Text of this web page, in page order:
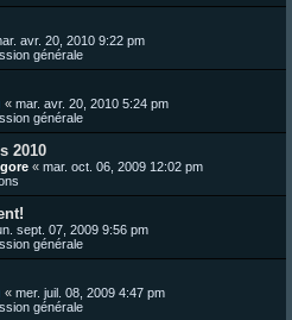
avr. 20, 2010 9:22 pm
générale
« mar. avr. 20, 2010 5:24 pm
générale
2010
« mar. oct. 06, 2009 12:02 pm
sept. 07, 2009 9:56 pm
générale
« mer. juil. 08, 2009 4:47 pm
générale